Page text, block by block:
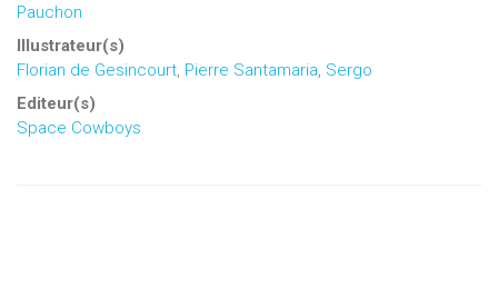
Pauchon
Illustrateur(s)
Florian de Gesincourt, Pierre Santamaria, Sergo
Editeur(s)
Space Cowboys